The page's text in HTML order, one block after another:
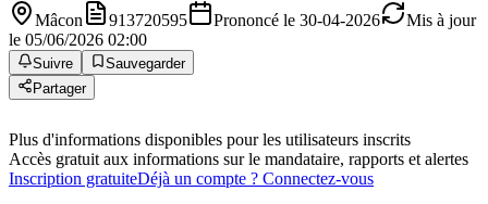
Mâcon 913720595 Prononcé le 30-04-2026
Mis à jour
le 05/06/2026 02:00
Suivre
Sauvegarder
Partager
Plus d'informations disponibles pour les utilisateurs inscrits
Accès gratuit aux informations sur le mandataire, rapports et alertes
Inscription gratuiteDéjà un compte ? Connectez-vous